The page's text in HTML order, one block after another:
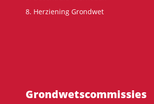
8. Herziening Grondwet
Grondwets­commissies